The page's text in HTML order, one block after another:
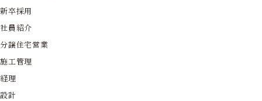
新卒採用
社員紹介
分譲住宅営業
施工管理
経理
設計